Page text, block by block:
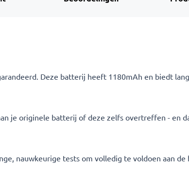
Deze batterij heeft 1180mAh en biedt
je originele batterij of deze zelfs overtreffen - en
nauwkeurige tests om volledig te voldoen aan de